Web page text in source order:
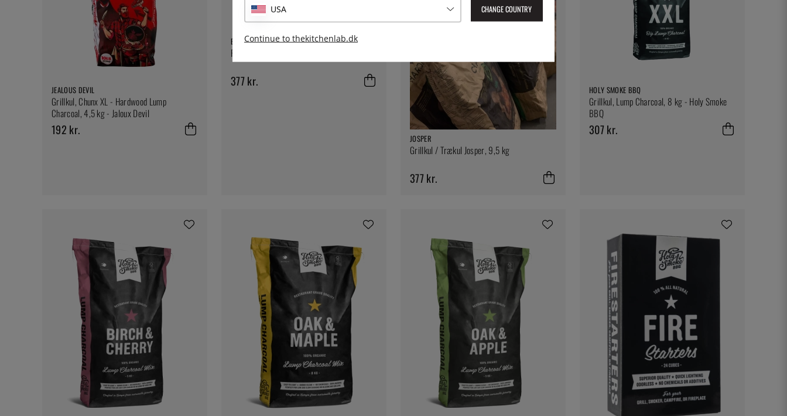
JEALOUS DEVIL
Grillkul, Chunx XL - Hardwood Lump
Charcoal, 4,5 kg - Jaloux Devil
192 kr.
BIG GREEN EGG
Pure Charcoal, 9 kg - Big Green Egg
377 kr.
JOSPER
Grillkul / Trækul Josper, 9,5 kg
377 kr.
HOLY SMOKE BBQ
Grillkul, Lump Charcoal, 8 kg - Holy Smoke
BBQ
307 kr.
USA CHANGE COUNTRY
Continue to thekitchenlab.dk